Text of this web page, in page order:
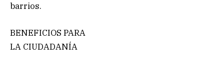
barrios.
BENEFICIOS PARA
LA CIUDADANÍA